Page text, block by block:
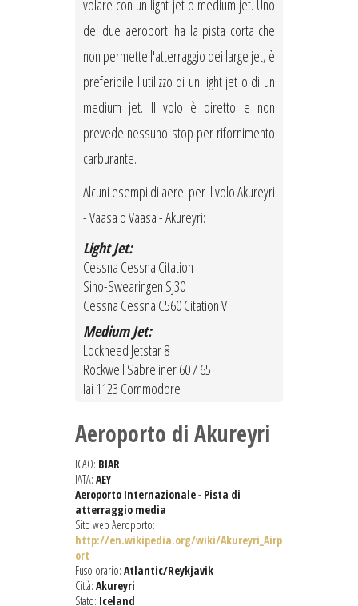
volare con un light jet o medium jet. Uno
dei due aeroporti ha la pista corta che
non permette l'atterraggio dei large jet, è
preferibile l'utilizzo di un light jet o di un
medium jet. Il volo è diretto e non
prevede nessuno stop per rifornimento
carburante.
Alcuni esempi di aerei per il volo Akureyri
- Vaasa o Vaasa - Akureyri:
Light Jet:
Cessna Cessna Citation I
Sino-Swearingen SJ30
Cessna Cessna C560 Citation V
Medium Jet:
Lockheed Jetstar 8
Rockwell Sabreliner 60 / 65
Iai 1123 Commodore
Aeroporto di Akureyri
ICAO: BIAR
IATA: AEY
Aeroporto Internazionale- Pista di
atterraggio media
Sito web Aeroporto:
http://en.wikipedia.org/wiki/Akureyri_Airp
ort
Fuso orario: Atlantic/Reykjavik
Città: Akureyri
Stato: Iceland